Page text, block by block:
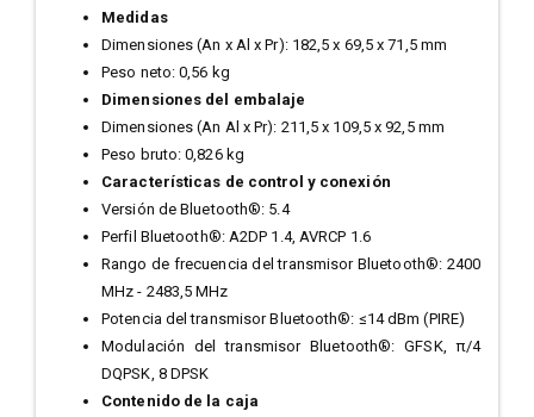
Medidas
Dimensiones (An x Al x Pr): 182,5 x 69,5 x 71,5 mm
Peso neto: 0,56 kg
Dimensiones del embalaje
Dimensiones (An Al x Pr): 211,5 x 109,5 x 92,5 mm
Peso bruto: 0,826 kg
Características de control y conexión
Versión de Bluetooth®: 5.4
Perfil Bluetooth®: A2DP 1.4, AVRCP 1.6
Rango de frecuencia del transmisor Bluetooth®: 2400
MHz - 2483,5 MHz
Potencia del transmisor Bluetooth®: ≤14 dBm (PIRE)
Modulación del transmisor Bluetooth®: GFSK, π/4
DQPSK, 8 DPSK
Contenido de la caja